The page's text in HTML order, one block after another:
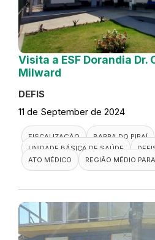
Visita a ESF Dorandia Dr.
Milward
DEFIS
11 de September de 2024
FISCALIZAÇÃO
BARRA DO PIRAÍ
UNIDADE BÁSICA DE SAÚDE
ATO MÉDICO
REGIÃO MÉDIO